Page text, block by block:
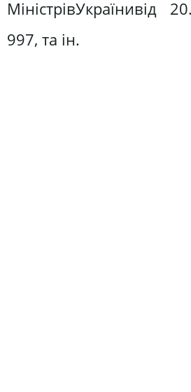
997, та ін.